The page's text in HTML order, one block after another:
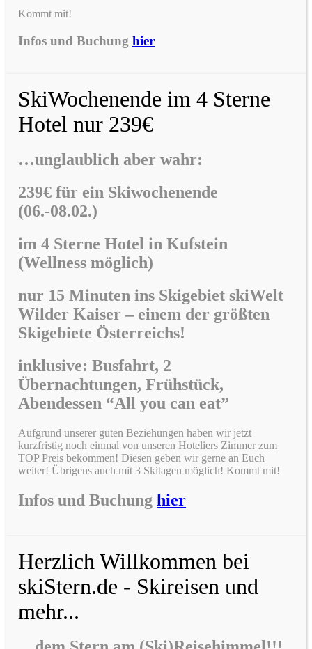
Kommt mit!
Infos und Buchung hier
SkiWochenende im 4 Sterne
Hotel nur 239€
…unglaublich aber wahr:
239€ für ein Skiwochenende
(06.-08.02.)
im 4 Sterne Hotel in Kufstein
(Wellness möglich)
nur 15 Minuten ins Skigebiet skiWelt
Wilder Kaiser – einem der größten
Skigebiete Österreichs!
inklusive: Busfahrt, 2
Übernachtungen, Frühstück,
Abendessen “All you can eat”
Aufgrund unserer guten Beziehungen haben wir jetzt
kurzfristig noch einmal von unseren Hoteliers Zimmer zum
TOP Preis bekommen! Diesen geben wir gerne an Euch
weiter! Übrigens auch mit 3 Skitagen möglich! Kommt mit!
Infos und Buchung hier
Herzlich Willkommen bei
skiStern.de - Skireisen und
mehr...